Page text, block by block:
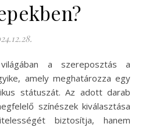
amely meghatározza egy
státuszát. Az adott darab
színészek kiválasztása
biztosítja, hanem